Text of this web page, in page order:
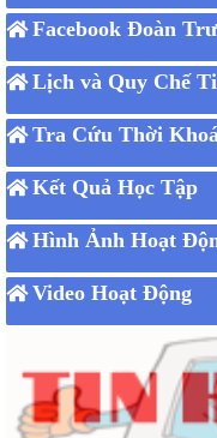
Facebook Đoàn
Lịch và Quy Chế
Tra Cứu Thời
Kết Quả Học Tập
Hình Ảnh Hoạt
Video Hoạt Động